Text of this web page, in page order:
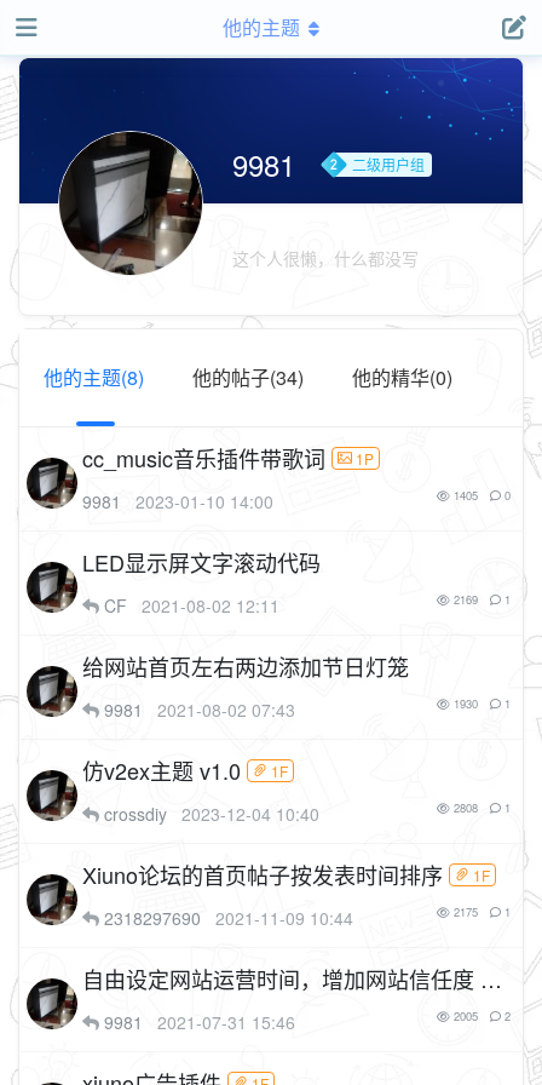
他的主题
9981 二级用户组
这个人很懒，什么都没写
他的主题(8) 他的帖子(34) 他的精华(0)
cc_music音乐插件带歌词 1P
9981 2023-01-10 14:00 1405 0
LED显示屏文字滚动代码
CF 2021-08-02 12:11 2169 1
给网站首页左右两边添加节日灯笼
9981 2021-08-02 07:43 1930 1
仿v2ex主题 v1.0 1F
crossdiy 2023-12-04 10:40 2808 1
Xiuno论坛的首页帖子按发表时间排序 1F
2318297690 2021-11-09 10:44 2175 1
自由设定网站运营时间，增加网站信任度 v
9981 2021-07-31 15:46 2005 2